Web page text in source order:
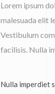
Lorem ipsum
malesuada elit
Vestibulum
facilisis. Nulla
Nulla imperdiet